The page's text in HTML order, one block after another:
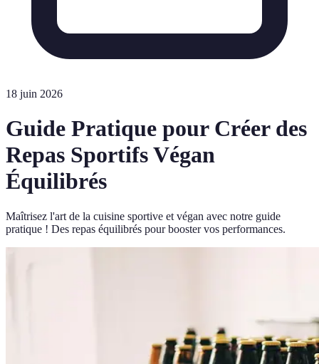
18 juin 2026
Guide Pratique pour Créer des
Repas Sportifs Végan
Équilibrés
Maîtrisez l'art de la cuisine sportive et végan avec notre guide
pratique ! Des repas équilibrés pour booster vos performances.